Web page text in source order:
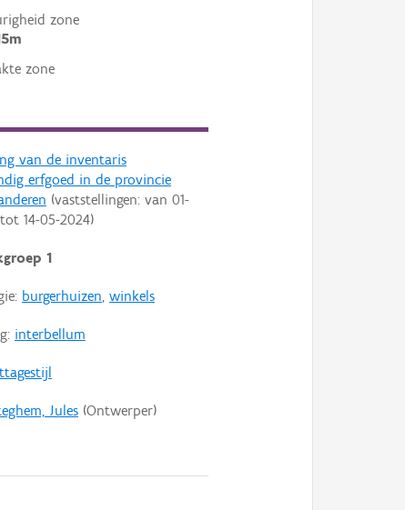
zone
zone
van de inventaris
erfgoed in de provincie
(vaststellingen: van 01-
tot 14-05-2024)
1
burgerhuizen, winkels
interbellum
Jules(Ontwerper)